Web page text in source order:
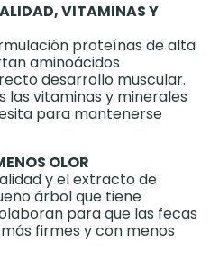
VITAMINAS Y
proteínas de alta
aminoácidos
desarrollo muscular.
las vitaminas y minerales
para mantenerse
OLOR
y el extracto de
árbol que tiene
para que las fecas
firmes y con menos